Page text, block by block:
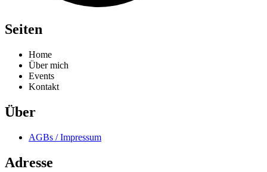
Seiten
Home
Über mich
Events
Kontakt
Über
AGBs / Impressum
Adresse